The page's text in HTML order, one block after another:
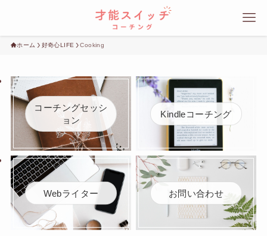
ホーム 好奇心LIFE Cooking
コーチングセッシ
ョン
Kindleコーチング
Webライター お問い合わせ